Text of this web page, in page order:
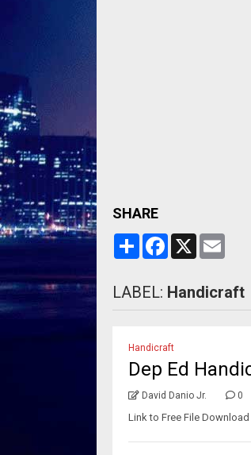
SHARE
e
b
l
LABEL: Handicraft
Handicraft
Dep Ed
David Danio Jr. 0
Link to Free File Download